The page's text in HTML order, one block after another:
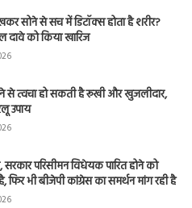
सोने से सच में डिटॉक्स होता है शरीर?
दावे को किया खारिज
से त्वचा हो सकती है रूखी और खुजलीदार,
उपाय
सरकार परिसीमन विधेयक पारित होने को
भी बीजेपी कांग्रेस का समर्थन मांग रही है